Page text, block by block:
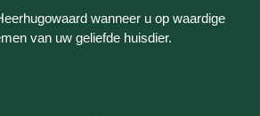
wanneer u op waardige
van uw geliefde huisdier.